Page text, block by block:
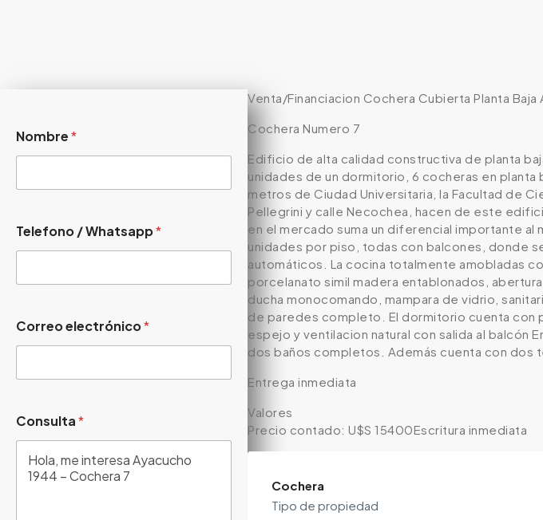
Nombre*
Telefono / Whatsapp*
Correo electrónico*
Consulta*
Venta/Financiacion Cochera Cubierta Planta Baja
Cochera Numero 7
Edificio de alta calidad constructiva de planta
unidades de un dormitorio, 6 cocheras en
metros de Ciudad Universitaria, la Facultad de
Pellegrini y calle Necochea, hacen de este
en el mercado suma un diferencial importante
unidades por piso, todas con balcones, donde
automáticos. La cocina totalmente amobladas
porcelanato simil madera entablonados,
ducha monocomando, mampara de vidrio,
de paredes completo. El dormitorio cuenta con
espejo y ventilacion natural con salida al balcón
dos baños completos. Además cuenta con dos
Entrega inmediata
Valores
Precio contado: U$S 15400Escritura inmediata
Cochera
Tipo de propiedad